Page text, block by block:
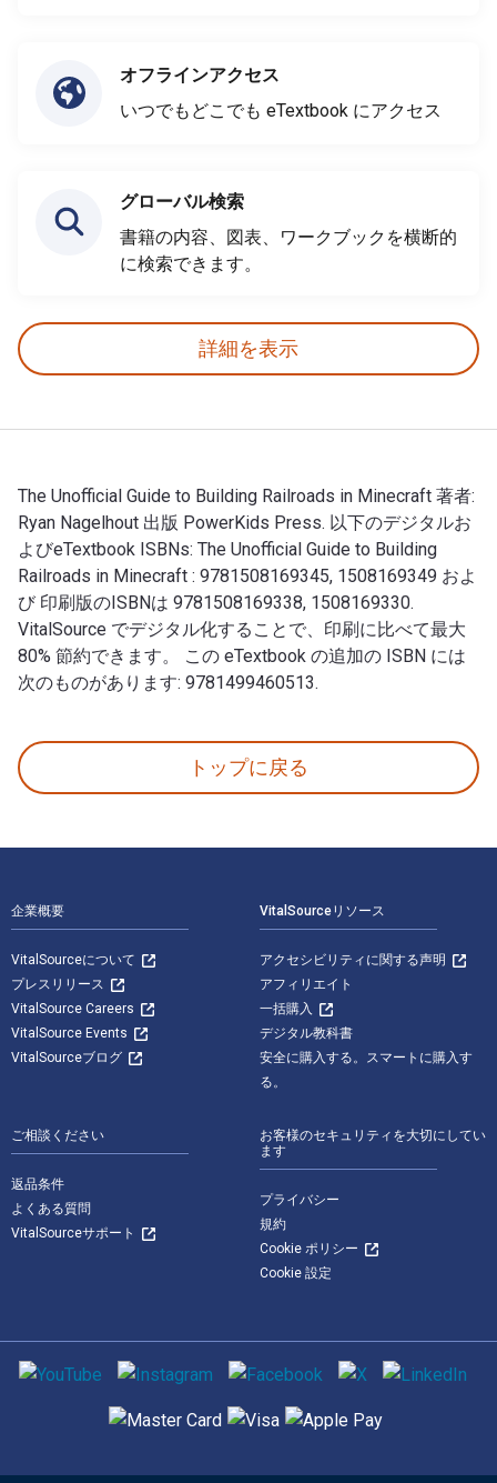
オフラインアクセス
いつでもどこでも eTextbook にアクセス
グローバル検索
書籍の内容、図表、ワークブックを横断的
に検索できます。
詳細を表示
The Unofficial Guide to Building Railroads in Minecraft 著者:
Ryan Nagelhout 出版 PowerKids Press. 以下のデジタルお
よびeTextbook ISBNs: The Unofficial Guide to Building
Railroads in Minecraft : 9781508169345, 1508169349 およ
び 印刷版のISBNは 9781508169338, 1508169330.
VitalSource でデジタル化することで、印刷に比べて最大
80% 節約できます。 この eTextbook の追加の ISBN には
次のものがあります: 9781499460513.
トップに戻る
企業概要
VitalSourceについて
プレスリリース
VitalSource Careers
VitalSource Events
VitalSourceブログ
VitalSourceリソース
アクセシビリティに関する声明
アフィリエイト
一括購入
デジタル教科書
安全に購入する。スマートに購入す
る。
ご相談ください
返品条件
よくある質問
VitalSourceサポート
お客様のセキュリティを大切にしてい
ます
プライバシー
規約
Cookie ポリシー
Cookie 設定
ソーシャルメディア
サポートされている支払い方法